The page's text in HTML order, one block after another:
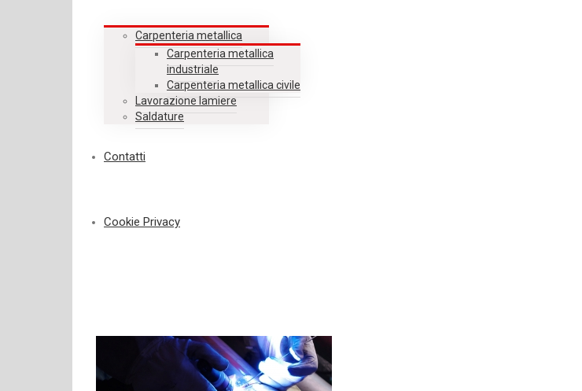
Carpenteria metallica
Carpenteria metallica
industriale
Carpenteria metallica civile
Lavorazione lamiere
Saldature
Contatti
Cookie Privacy